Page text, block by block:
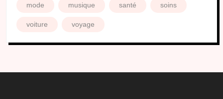
mode musique santé soins
voiture voyage